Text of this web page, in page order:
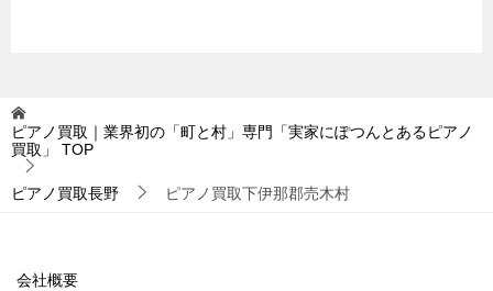
ピアノ買取｜業界初の「町と村」専門「実家にぽつんとあるピアノ
買取」
TOP
ピアノ買取長野 ピアノ買取下伊那郡売木村
会社概要